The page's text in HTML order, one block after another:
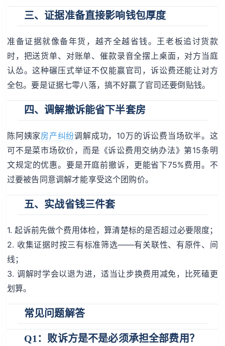
三、证据准备直接影响钱包厚度
准备证据就像备年货，越齐全越省钱。王老板追讨货款
时，把送货单、对账单、催款录音全摆上桌面，对方当庭
认怂。这种碾压式举证不仅能赢官司，诉讼费还能让对方
全包。要是证据七零八落，搞不好赢了官司还要倒贴钱。
四、调解撤诉能省下半套房
陈阿姨家房产纠纷调解成功，10万的诉讼费当场砍半。这
可不是菜市场砍价，而是《诉讼费用交纳办法》第15条明
文规定的优惠。要是开庭前撤诉，更能省下75%费用。不
过要被告同意调解才能享受这个团购价。
五、实战省钱三件套
1. 起诉前先做个费用体检，算清楚标的是否超过必要限度；
2. 收集证据时按三有标准筛选——有关联性、有原件、间
线；
3. 调解时学会以退为进，适当让步换费用减免，比死磕更
划算。
常见问题解答
Q1：败诉方是不是必须承担全部费用？